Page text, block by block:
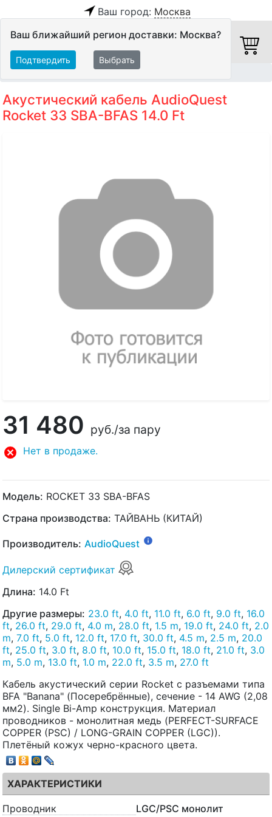
Ваш город: Москва
Ваш ближайший регион доставки: Москва?
Подтвердить Выбрать
Акустический кабель AudioQuest
Rocket 33 SBA-BFAS 14.0 Ft
31 480 руб./за пару
Нет в продаже.
Модель: ROCKET 33 SBA-BFAS
Страна производства: ТАЙВАНЬ (КИТАЙ)
Производитель: AudioQuest
Дилерский сертификат
Длина: 14.0 Ft
Другие размеры: 23.0 ft, 4.0 ft, 11.0 ft, 6.0 ft, 9.0 ft, 16.0
ft, 26.0 ft, 29.0 ft, 4.0 m, 28.0 ft, 1.5 m, 19.0 ft, 24.0 ft, 2.0
m, 7.0 ft, 5.0 ft, 12.0 ft, 17.0 ft, 30.0 ft, 4.5 m, 2.5 m, 20.0
ft, 25.0 ft, 3.0 ft, 8.0 ft, 10.0 ft, 15.0 ft, 18.0 ft, 21.0 ft, 3.0
m, 5.0 m, 13.0 ft, 1.0 m, 22.0 ft, 3.5 m, 27.0 ft
Кабель акустический серии Rocket с разъемами типа
BFA "Banana" (Посеребрённые), сечение - 14 AWG (2,08
мм2). Single Bi-Amp конструкция. Материал
проводников - монолитная медь (PERFECT-SURFACE
COPPER (PSC) / LONG-GRAIN COPPER (LGC)).
Плетёный кожух черно-красного цвета.
ХАРАКТЕРИСТИКИ
Проводник
LGC/PSC монолит